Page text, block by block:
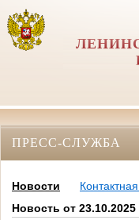
ПРЕСС-СЛУЖБА
Новости
Новость от 23.10.2025